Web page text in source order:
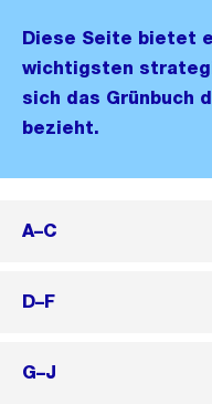
Diese Seite bietet
wichtigsten
sich das Grünbuch
bezieht.
A–C
D–F
G–J